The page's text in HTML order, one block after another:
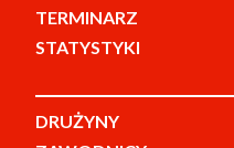
TERMINARZ
STATYSTYKI
DRUŻYNY